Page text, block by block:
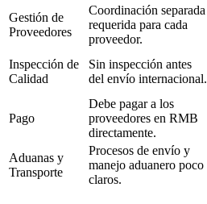
Gestión de
Proveedores
Coordinación separada
requerida para cada
proveedor.
Inspección de
Calidad
Sin inspección antes
del envío internacional.
Pago
Debe pagar a los
proveedores en RMB
directamente.
Aduanas y
Transporte
Procesos de envío y
manejo aduanero poco
claros.